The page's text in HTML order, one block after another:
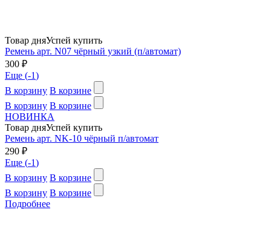
Товар дняУспей купить
Ремень арт. N07 чёрный узкий (п/автомат)
300 ₽
Еще (-1)
В корзину В корзине
В корзину В корзине
НОВИНКА
Товар дняУспей купить
Ремень арт. NK-10 чёрный п/автомат
290 ₽
Еще (-1)
В корзину В корзине
В корзину В корзине
Подробнее